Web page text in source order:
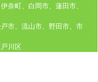
奈町、白岡市、蓮田市、
市、流山市、野田市、市
川区